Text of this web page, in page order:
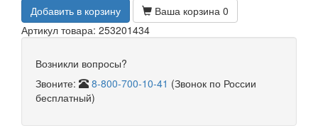
Добавить в корзину
Ваша корзина 0
Артикул товара: 253201434
Возникли вопросы?
Звоните:
8-800-700-10-41 (Звонок по России
бесплатный)